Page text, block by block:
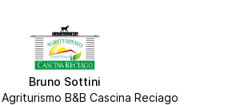
Bruno Sottini
B&B Cascina Reciago